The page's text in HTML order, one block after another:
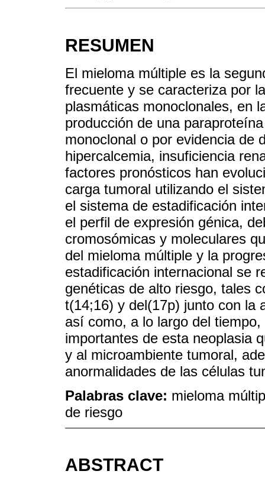
RESUMEN
El mieloma múltiple es la
frecuente y se caracteriza por
plasmáticas monoclonales, en
producción de una
monoclonal o por evidencia de
hipercalcemia, insuficiencia
factores pronósticos han
carga tumoral utilizando el
el sistema de estadificación
el perfil de expresión génica,
cromosómicas y moleculares
del mieloma múltiple y la
estadificación internacional se
genéticas de alto riesgo, tales
t(14;16) y del(17p) junto con la
así como, a lo largo del
importantes de esta neoplasia
y al microambiente tumoral,
anormalidades de las células
Palabras clave: mieloma
de riesgo
ABSTRACT